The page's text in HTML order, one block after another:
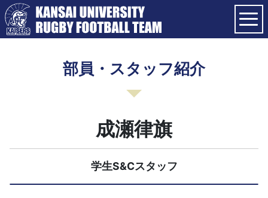
部員・スタッフ紹介
成瀬律旗
学生S&Cスタッフ